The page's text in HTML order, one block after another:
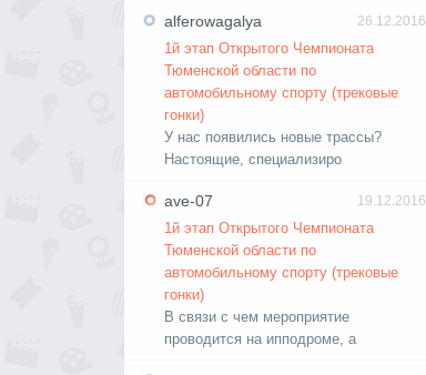
26.12.2016
alferowagalya
1й этап Открытого Чемпионата
Тюменской области по
автомобильному спорту (трековые
гонки)
У нас появились новые трассы?
Настоящие, специализиро
19.12.2016
ave-07
1й этап Открытого Чемпионата
Тюменской области по
автомобильному спорту (трековые
гонки)
В связи с чем мероприятие
проводится на ипподроме, а